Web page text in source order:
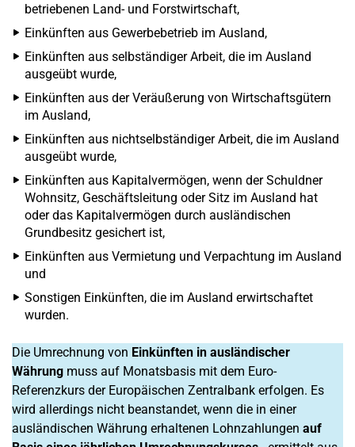
betriebenen Land- und Forstwirtschaft,
Einkünften aus Gewerbebetrieb im Ausland,
Einkünften aus selbständiger Arbeit, die im Ausland
ausgeübt wurde,
Einkünften aus der Veräußerung von Wirtschaftsgütern
im Ausland,
Einkünften aus nichtselbständiger Arbeit, die im Ausland
ausgeübt wurde,
Einkünften aus Kapitalvermögen, wenn der Schuldner
Wohnsitz, Geschäftsleitung oder Sitz im Ausland hat
oder das Kapitalvermögen durch ausländischen
Grundbesitz gesichert ist,
Einkünften aus Vermietung und Verpachtung im Ausland
und
Sonstigen Einkünften, die im Ausland erwirtschaftet
wurden.
Die Umrechnung von Einkünften in ausländischer
Währung muss auf Monatsbasis mit dem Euro-
Referenzkurs der Europäischen Zentralbank erfolgen. Es
wird allerdings nicht beanstandet, wenn die in einer
ausländischen Währung erhaltenen Lohnzahlungen auf